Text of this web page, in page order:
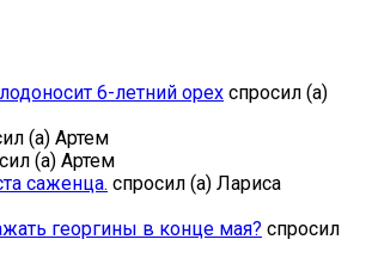
6-летний орех спросил (а)
(а) Артем
(а) Артем
саженца. спросил (а) Лариса
георгины в конце мая? спросил